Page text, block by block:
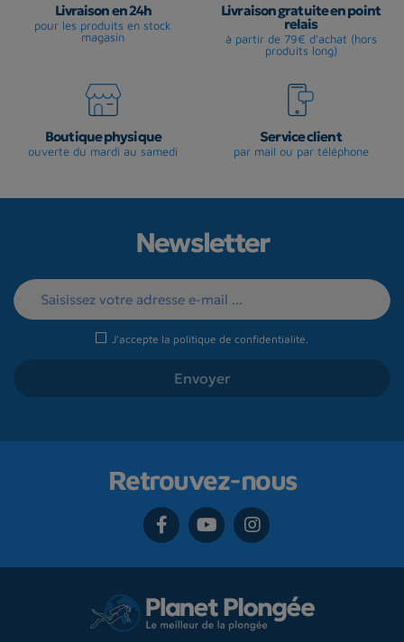
Livraison en 24h
pour les produits en stock
magasin
Livraison gratuite en point
relais
à partir de 79€ d'achat (hors
produits long)
Boutique physique
ouverte du mardi au samedi
Service client
par mail ou par téléphone
Newsletter
J'accepte la politique de confidentialité.
Retrouvez-nous